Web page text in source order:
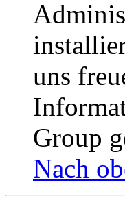
uns
Group
Nach